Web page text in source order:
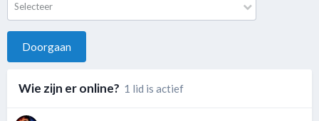
Selecteer
Doorgaan
Wie zijn er online? 1 lid is actief